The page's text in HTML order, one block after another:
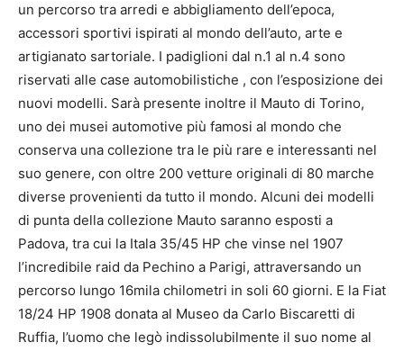
un percorso tra arredi e abbigliamento dell’epoca,
accessori sportivi ispirati al mondo dell’auto, arte e
artigianato sartoriale. I padiglioni dal n.1 al n.4 sono
riservati alle case automobilistiche , con l’esposizione dei
nuovi modelli. Sarà presente inoltre il Mauto di Torino,
uno dei musei automotive più famosi al mondo che
conserva una collezione tra le più rare e interessanti nel
suo genere, con oltre 200 vetture originali di 80 marche
diverse provenienti da tutto il mondo. Alcuni dei modelli
di punta della collezione Mauto saranno esposti a
Padova, tra cui la Itala 35/45 HP che vinse nel 1907
l’incredibile raid da Pechino a Parigi, attraversando un
percorso lungo 16mila chilometri in soli 60 giorni. E la Fiat
18/24 HP 1908 donata al Museo da Carlo Biscaretti di
Ruffia, l’uomo che legò indissolubilmente il suo nome al